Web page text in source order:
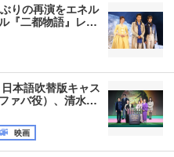
りの再演をエネル
『二都物語』レ…
本語吹替版キャス
ァバ役）、清水…
映画